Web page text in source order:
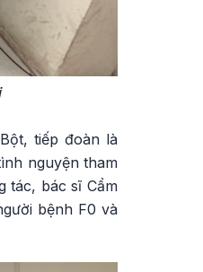
tiếp đoàn là
nguyện tham
tác, bác sĩ Cẩm
bệnh F0 và